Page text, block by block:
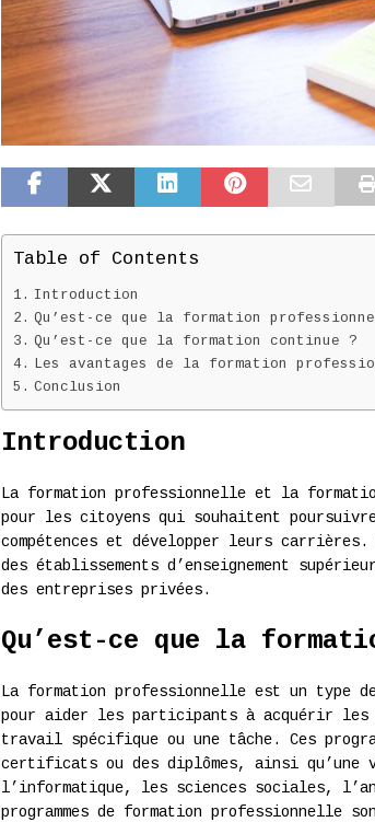
Table of Contents
Introduction
Qu’est-ce que la formation
Qu’est-ce que la formation continue ?
Les avantages de la formation
Conclusion
Introduction
La formation professionnelle et la
pour les citoyens qui souhaitent
compétences et développer leurs
des établissements d’enseignement
des entreprises privées.
Qu’est-ce que la
La formation professionnelle est un type
pour aider les participants à acquérir les
travail spécifique ou une tâche. Ces
certificats ou des diplômes, ainsi qu’une
l’informatique, les sciences sociales,
programmes de formation professionnelle